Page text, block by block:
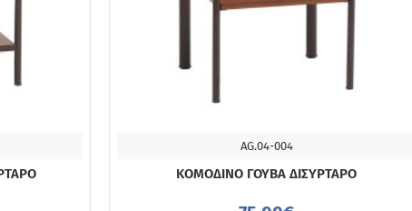
AG.04-004
ΚΟΜΟΔΙΝΟ ΓΟΥΒΑ ΔΙΣΥΡΤΑΡΟ